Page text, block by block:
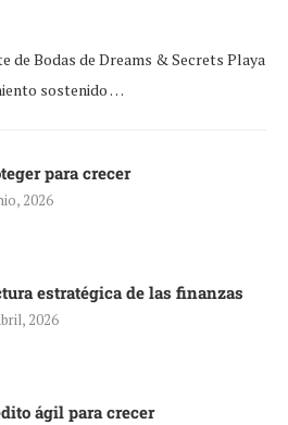
de Bodas de Dreams & Secrets Playa
sostenido …
para crecer
2026
estratégica de las finanzas
2026
ágil para crecer